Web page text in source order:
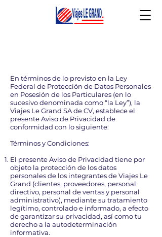
En términos de lo previsto en la Ley
Federal de Protección de Datos Personales
en Posesión de los Particulares (en lo
sucesivo denominada como “la Ley”), la
Viajes Le Grand SA de CV, establece el
presente Aviso de Privacidad de
conformidad con lo siguiente:
Términos y Condiciones:
El presente Aviso de Privacidad tiene por
objeto la protección de los datos
personales de los integrantes de Viajes Le
Grand (clientes, proveedores, personal
directivo, personal de ventas y personal
administrativo), mediante su tratamiento
legítimo, controlado e informado, a efecto
de garantizar su privacidad, así como tu
derecho a la autodeterminación
informativa.